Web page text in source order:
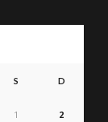
S D
1 2